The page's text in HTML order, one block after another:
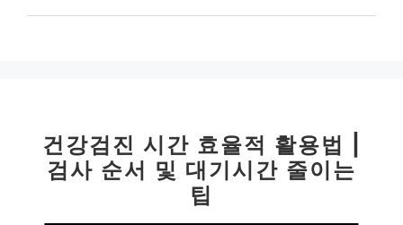
건강검진 시간 효율적 활용법 |
검사 순서 및 대기시간 줄이는
팁